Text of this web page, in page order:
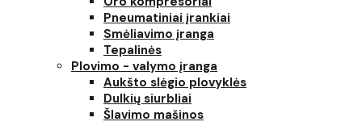
Pneumatiniai įrankiai
Smėliavimo įranga
Tepalinės
Plovimo - valymo įranga
Aukšto slėgio plovyklės
Dulkių siurbliai
Šlavimo mašinos